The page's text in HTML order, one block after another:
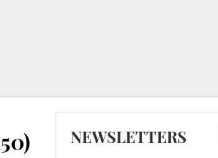
NEWSLETTERS